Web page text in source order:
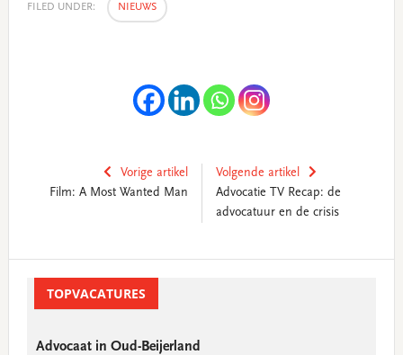
FILED UNDER: NIEUWS
Vorige artikel
Film: A Most Wanted Man
Volgende artikel
Advocatie TV Recap: de
advocatuur en de crisis
SidebarTOPVACATURES
Advocaat in Oud-Beijerland